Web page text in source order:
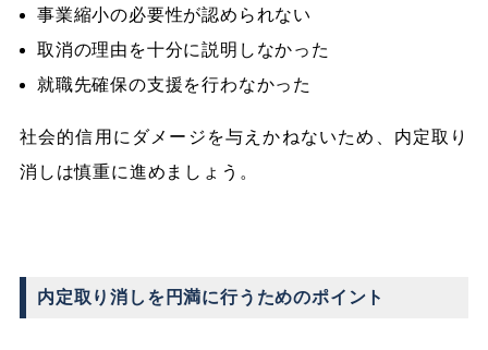
事業縮小の必要性が認められない
取消の理由を十分に説明しなかった
就職先確保の支援を行わなかった
社会的信用にダメージを与えかねないため、内定取り
消しは慎重に進めましょう。
内定取り消しを円満に行うためのポイント